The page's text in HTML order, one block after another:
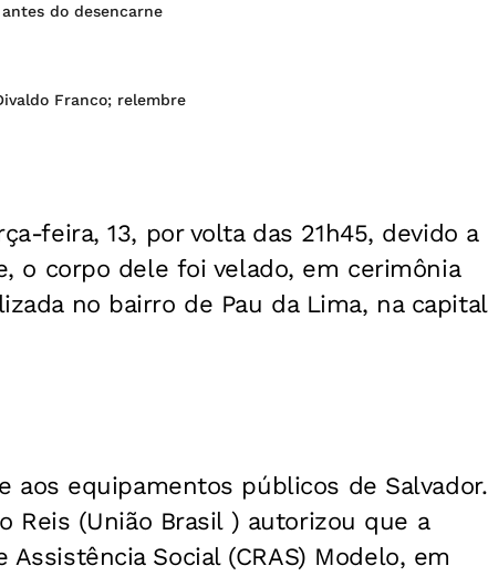
do desencarne
Franco; relembre
feira, 13, por volta das 21h45, devido a
o corpo dele foi velado, em cerimônia
no bairro de Pau da Lima, na capital
equipamentos públicos de Salvador.
Reis (União Brasil ) autorizou que a
Social (CRAS) Modelo, em